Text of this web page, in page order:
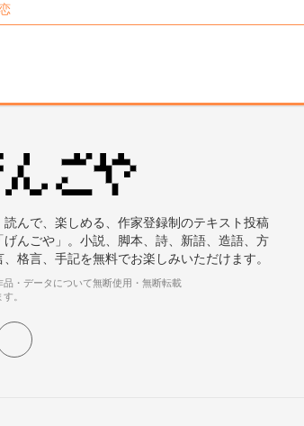
読んで、楽しめる、作家登録制のテキスト投稿
げんごや」。小説、脚本、詩、新語、造語、方
、格言、手記を無料でお楽しみいただけます。
品・データについて無断使用・無断転載
。